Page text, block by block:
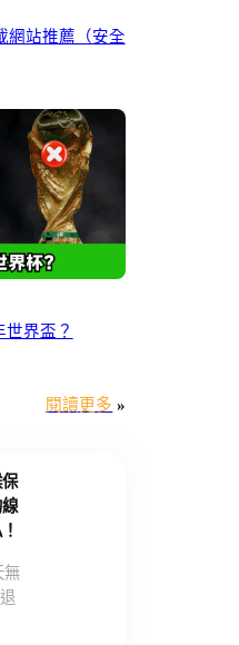
網站推薦（安全
界盃？
閱讀更多 »
無